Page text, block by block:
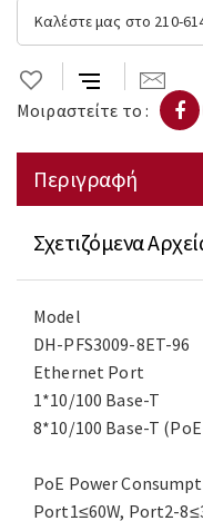
Καλέστε μας στο 210-
Μοιραστείτε το :
Περιγραφή
Σχετιζόμενα
Model
DH-PFS3009-8ET-96
Ethernet Port
1*10/100 Base-T
8*10/100 Base-T
PoE Power
Port1≤60W, Port2-